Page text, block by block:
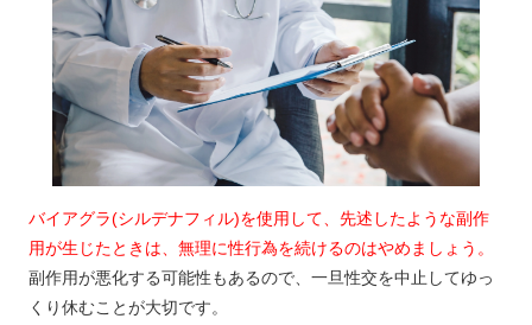
バイアグラ(シルデナフィル)を使用して、先述したような副作
用が生じたときは、無理に性行為を続けるのはやめましょう。
副作用が悪化する可能性もあるので、一旦性交を中止してゆっ
くり休むことが大切です。